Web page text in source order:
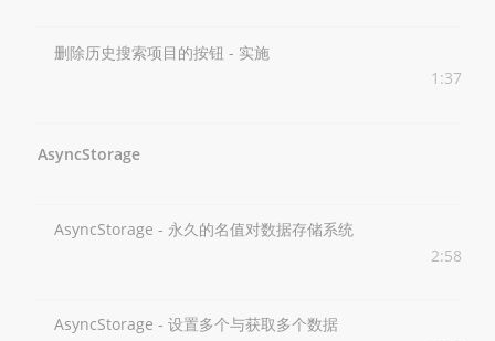
删除历史搜索项目的按钮 - 实施
1:37
AsyncStorage
AsyncStorage - 永久的名值对数据存储系统
2:58
AsyncStorage - 设置多个与获取多个数据